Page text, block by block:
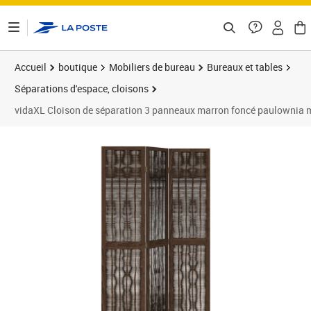
Accueil boutique Mobiliers de bureau
Bureaux et tables
Séparations d'espace, cloisons
vidaXL Cloison de séparation 3 panneaux marron foncé paulownia